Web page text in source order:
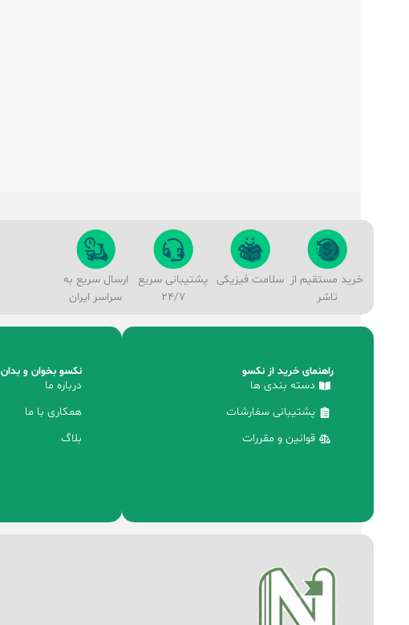
خرید مستقیم از
ناشر
سلامت فیزیکی
پشتیبانی سریع
24/7
ارسال سریع به
سراسر ایران
راهنمای خرید از نکسو
دسته بندی ها
پشتیبانی سفارشات
قوانین و مقررات
نکسو بخوان و بدان
درباره ما
همکاری با ما
بلاگ